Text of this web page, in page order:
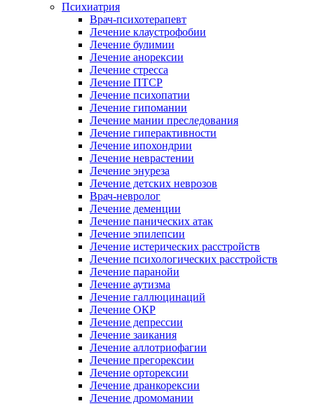
Психиатрия
Врач-психотерапевт
Лечение клаустрофобии
Лечение булимии
Лечение анорексии
Лечение стресса
Лечение ПТСР
Лечение психопатии
Лечение гипомании
Лечение мании преследования
Лечение гиперактивности
Лечение ипохондрии
Лечение неврастении
Лечение энуреза
Лечение детских неврозов
Врач-невролог
Лечение деменции
Лечение панических атак
Лечение эпилепсии
Лечение истерических расстройств
Лечение психологических расстройств
Лечение паранойи
Лечение аутизма
Лечение галлюцинаций
Лечение ОКР
Лечение депрессии
Лечение заикания
Лечение аллотриофагии
Лечение прегорексии
Лечение орторексии
Лечение дранкорексии
Лечение дромомании